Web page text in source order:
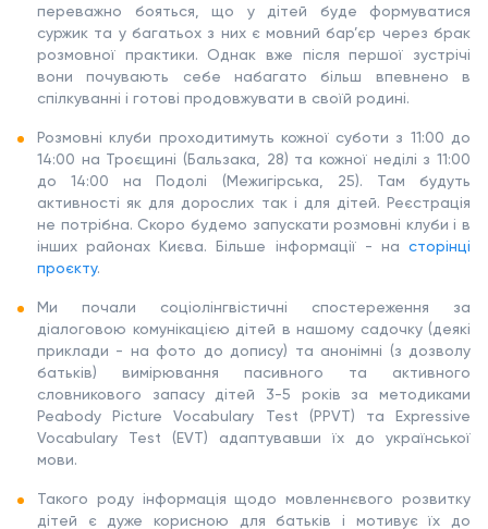
переважно бояться, що у дітей буде формуватися
суржик та у багатьох з них є мовний бар’єр через брак
розмовної практики. Однак вже після першої зустрічі
вони почувають себе набагато більш впевнено в
спілкуванні і готові продовжувати в своїй родині.
Розмовні клуби проходитимуть кожної суботи з 11:00 до
14:00 на Троєщині (Бальзака, 28) та кожної неділі з 11:00
до 14:00 на Подолі (Межигірська, 25). Там будуть
активності як для дорослих так і для дітей. Реєстрація
не потрібна. Скоро будемо запускати розмовні клуби і в
інших районах Києва. Більше інформації - на сторінці
проєкту.
Ми почали соціолінгвістичні спостереження за
діалоговою комунікацією дітей в нашому садочку (деякі
приклади - на фото до допису) та анонімні (з дозволу
батьків) вимірювання пасивного та активного
словникового запасу дітей 3-5 років за методиками
Peabody Picture Vocabulary Test (PPVT) та Expressive
Vocabulary Test (EVT) адаптувавши їх до української
мови.
Такого роду інформація щодо мовленнєвого розвитку
дітей є дуже корисною для батьків і мотивує їх до